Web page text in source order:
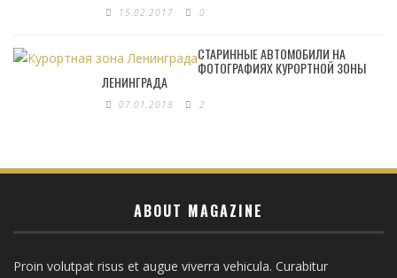
15.02.2017 0
СТАРИННЫЕ АВТОМОБИЛИ НА
ФОТОГРАФИЯХ КУРОРТНОЙ ЗОНЫ
ЛЕНИНГРАДА
07.01.2018 2
ABOUT MAGAZINE
Proin volutpat risus et augue viverra vehicula. Curabitur